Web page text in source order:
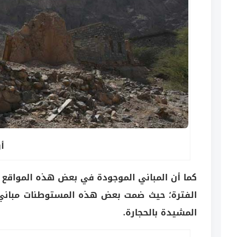
كما أن المباني الموجودة في بعض هذه
الفترة؛ حيث ضمت بعض هذه المستوطنات
المشيدة بالحجارة.